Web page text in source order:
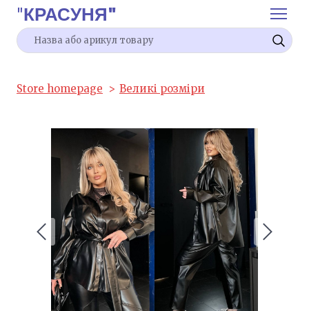
"КРАСУНЯ"
Store homepage Великі розміри